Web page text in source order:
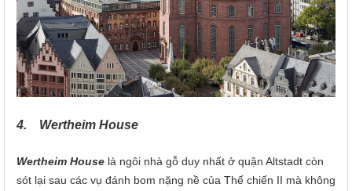
4. Wertheim House
Wertheim House là ngôi nhà gỗ duy nhất ở quận Altstadt còn
sót lại sau các vụ đánh bom nặng nề của Thế chiến II mà không